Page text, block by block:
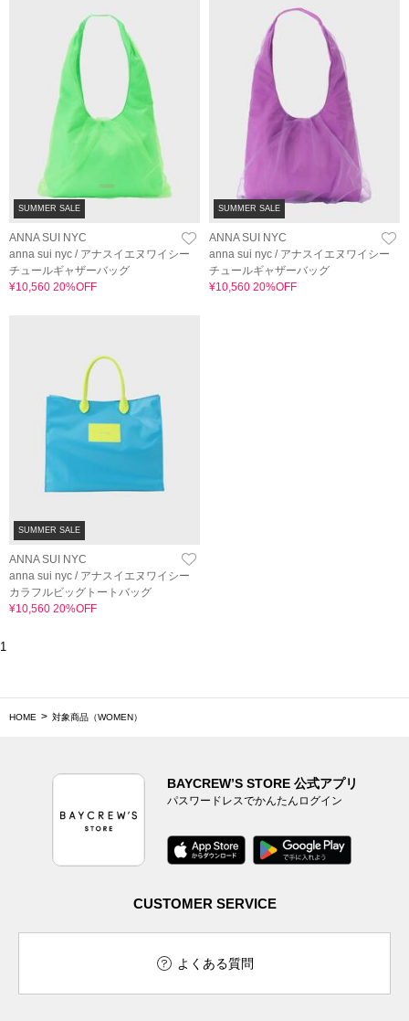
SUMMER SALE
ANNA SUI NYC
anna sui nyc / アナスイエヌワイシー
チュールギャザーバッグ
¥10,560 20%OFF
SUMMER SALE
ANNA SUI NYC
anna sui nyc / アナスイエヌワイシー
チュールギャザーバッグ
¥10,560 20%OFF
SUMMER SALE
ANNA SUI NYC
anna sui nyc / アナスイエヌワイシー
カラフルビッグトートバッグ
¥10,560 20%OFF
1
HOME 対象商品（WOMEN）
BAYCREW’S STORE 公式アプリ
パスワードレスでかんたんログイン
CUSTOMER SERVICE
よくある質問